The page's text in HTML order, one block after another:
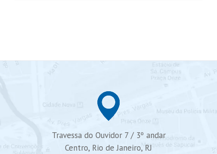
Travessa do Ouvidor 7 / 3º andar
Centro, Rio de Janeiro, RJ